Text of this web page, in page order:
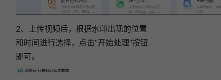
2、上传视频后，根据水印出现的位置
和时间进行选择，点击“开始处理”按钮
即可。